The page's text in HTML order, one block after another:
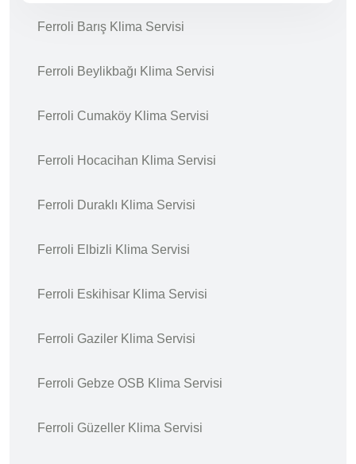
Ferroli Barış Klima Servisi
Ferroli Beylikbağı Klima Servisi
Ferroli Cumaköy Klima Servisi
Ferroli Hocacihan Klima Servisi
Ferroli Duraklı Klima Servisi
Ferroli Elbizli Klima Servisi
Ferroli Eskihisar Klima Servisi
Ferroli Gaziler Klima Servisi
Ferroli Gebze OSB Klima Servisi
Ferroli Güzeller Klima Servisi